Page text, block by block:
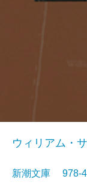
ウィリアム・
新潮文庫 978-